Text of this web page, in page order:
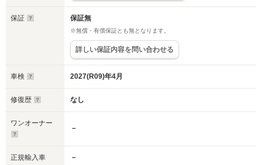
保証 保証無
※無償・有償保証とも無となります。
詳しい保証内容を問い合わせる
車検 2027(R09)年4月
修復歴 なし
ワンオーナー
－
正規輸入車 －